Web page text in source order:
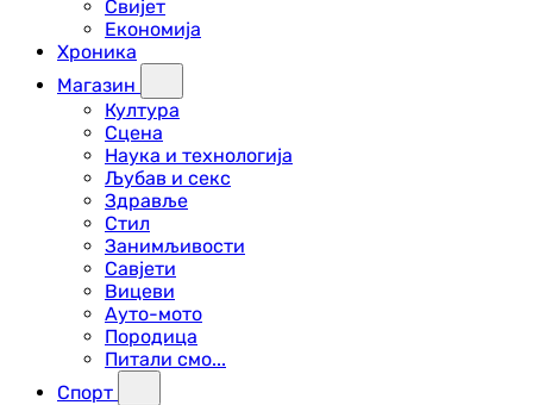
Свијет
Економија
Хроника
Магазин
Култура
Сцена
Наука и технологија
Љубав и секс
Здравље
Стил
Занимљивости
Савјети
Вицеви
Ауто-мото
Породица
Питали смо...
Спорт